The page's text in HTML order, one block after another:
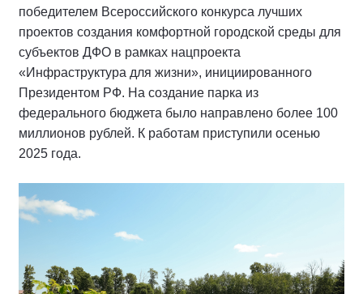
победителем Всероссийского конкурса лучших
проектов создания комфортной городской среды для
субъектов ДФО в рамках нацпроекта
«Инфраструктура для жизни», инициированного
Президентом РФ. На создание парка из
федерального бюджета было направлено более 100
миллионов рублей. К работам приступили осенью
2025 года.